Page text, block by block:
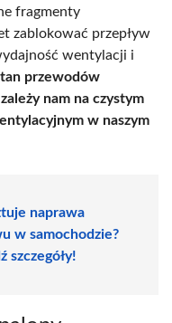
fragmenty
zablokować przepływ
wentylacji i
przewodów
nam na czystym
w naszym
naprawa
w samochodzie?
szczegóły!